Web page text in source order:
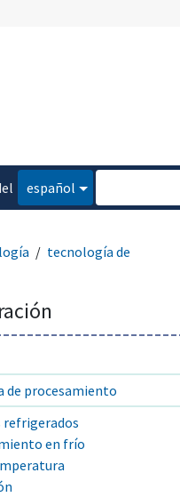
español
tecnología de
de procesamiento
en frío